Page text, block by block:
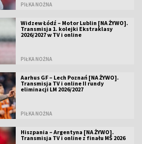
PIŁKA NOŻNA
Widzew Łódź – Motor Lublin [NA ŻYWO].
Transmisja 1. kolejki Ekstraklasy
2026/2027 w TV i online
PIŁKA NOŻNA
Aarhus GF – Lech Poznań [NA ŻYWO].
Transmisja TV i online II rundy
eliminacji LM 2026/2027
PIŁKA NOŻNA
Hiszpania – Argentyna [NA ŻYWO].
Transmisja TV i online z finału MŚ 2026